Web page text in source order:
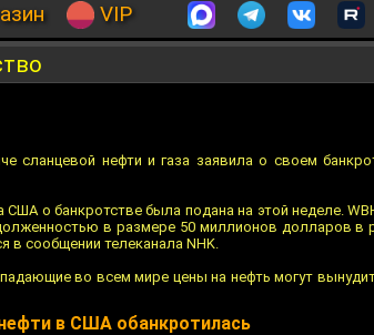
VIP
сланцевой нефти и газа заявила о своем
о банкротстве была подана на этой неделе.
в размере 50 миллионов долларов в
в сообщении телеканала NHK.
падающие во всем мире цены на нефть могут
в США обанкротилась